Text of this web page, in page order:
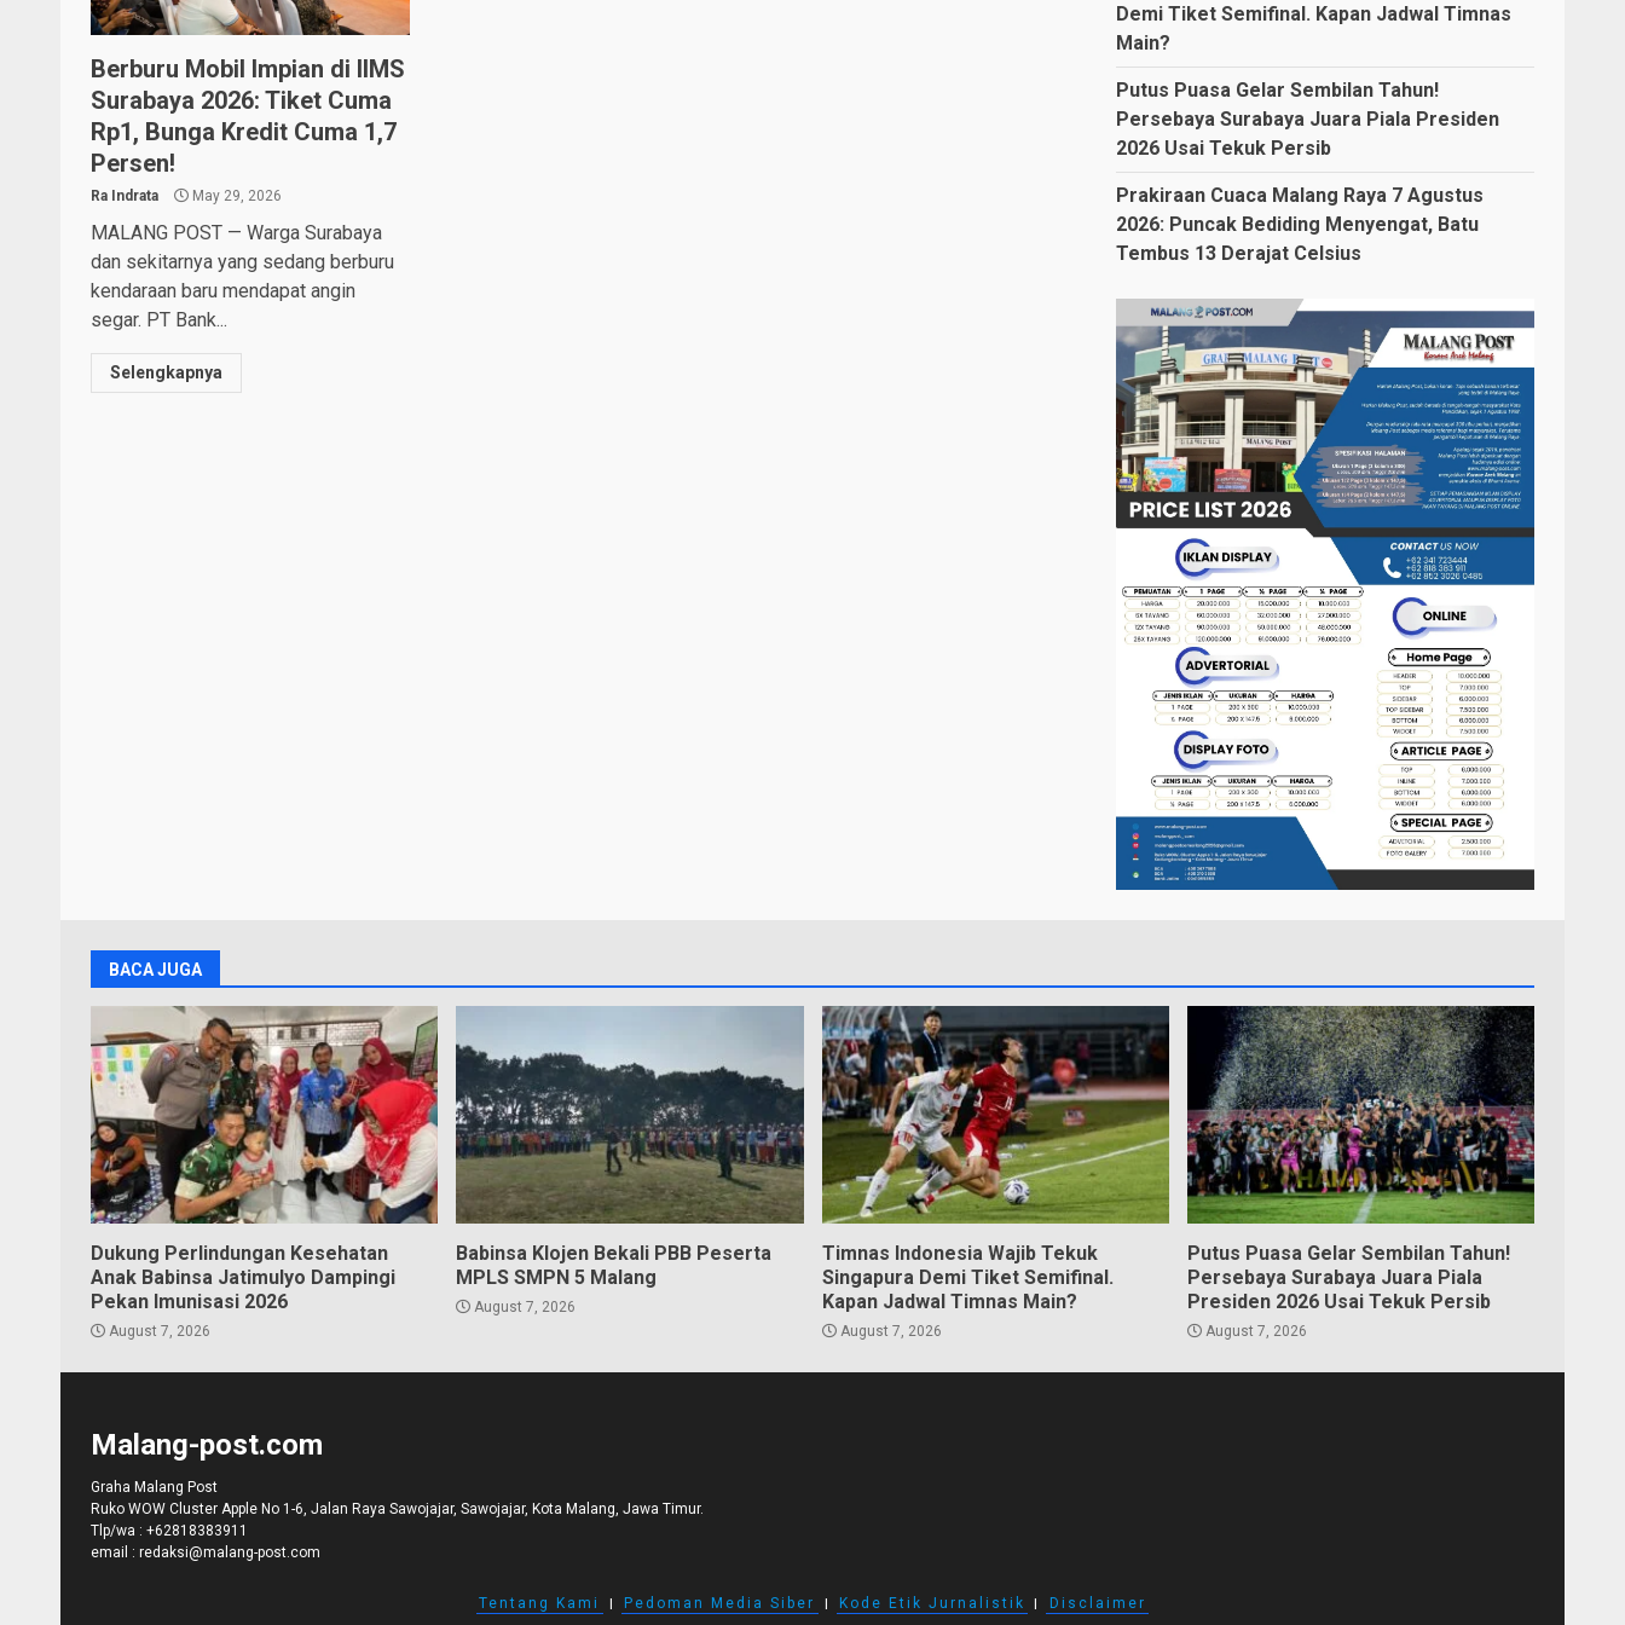
Berburu Mobil Impian di IIMS
Surabaya 2026: Tiket Cuma
Rp1, Bunga Kredit Cuma 1,7
Persen!
Ra Indrata May 29, 2026
MALANG POST — Warga Surabaya
dan sekitarnya yang sedang berburu
kendaraan baru mendapat angin
segar. PT Bank...
Selengkapnya
Demi Tiket Semifinal. Kapan Jadwal Timnas
Main?
Putus Puasa Gelar Sembilan Tahun!
Persebaya Surabaya Juara Piala Presiden
2026 Usai Tekuk Persib
Prakiraan Cuaca Malang Raya 7 Agustus
2026: Puncak Bediding Menyengat, Batu
Tembus 13 Derajat Celsius
BACA JUGA
Dukung Perlindungan Kesehatan
Anak Babinsa Jatimulyo Dampingi
Pekan Imunisasi 2026
August 7, 2026
Babinsa Klojen Bekali PBB Peserta
MPLS SMPN 5 Malang
August 7, 2026
Timnas Indonesia Wajib Tekuk
Singapura Demi Tiket Semifinal.
Kapan Jadwal Timnas Main?
August 7, 2026
Putus Puasa Gelar Sembilan Tahun!
Persebaya Surabaya Juara Piala
Presiden 2026 Usai Tekuk Persib
August 7, 2026
Malang-post.com
Graha Malang Post
Ruko WOW Cluster Apple No 1-6, Jalan Raya Sawojajar, Sawojajar, Kota Malang, Jawa Timur.
Tlp/wa : +62818383911
email : redaksi@malang-post.com
Tentang Kami I Pedoman Media Siber I Kode Etik Jurnalistik I Disclaimer